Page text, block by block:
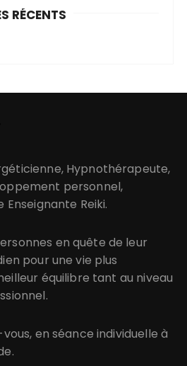
RÉCENTS
Hypnothérapeute,
personnel,
Reiki.
en quête de leur
pour une vie plus
équilibre tant au niveau
en séance individuelle à